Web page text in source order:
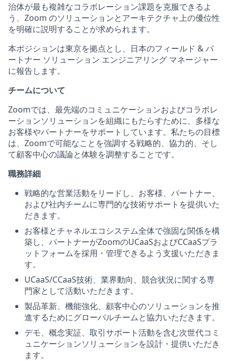
治体が最も複雑なコラボレーション課題を克服できるよ
う、Zoom のソリューションとアーキテクチャ上の優位性
を明確に説明することが求められます。
本ポジションは東京を拠点とし、日本のフィールド & パ
ートナー ソリューション エンジニアリング マネージャー
に報告します。
チームについて
Zoomでは、最先端のコミュニケーションおよびコラボレ
ーションソリューションを組織にもたらすために、多様な
お客様やパートナーをサポートしています。私たちの目標
は、Zoomで可能なことを強調する戦略的、協力的、そし
て顧客中心の議論と体験を調整することです。
職務詳細
戦略的な営業活動をリードし、お客様、パートナー、
および社内チームに専門的な技術サポートを提供いた
だきます。
お客様とチャネルエコシステム全体で強固な関係を構
築し、パートナーがZoomのUCaaSおよびCCaaSプラ
ットフォームを採用・管理できるよう支援いただきま
す。
UCaaS/CCaaS技術、業界動向、競合状況に関する専
門家として活動いただきます。
製品革新、機能強化、顧客中心のソリューションを推
進するためにグローバルチームと協力いただきます。
デモ、概念実証、取引サポート活動を含む次世代コミ
ュニケーションソリューションを設計・提供いただき
ます。